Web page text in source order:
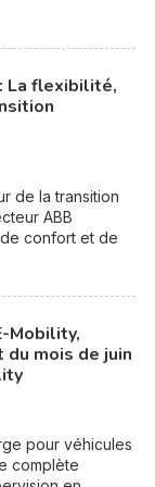
La flexibilité,
de la transition
ABB
de confort et de
Mobility,
du mois de juin
pour véhicules
complète